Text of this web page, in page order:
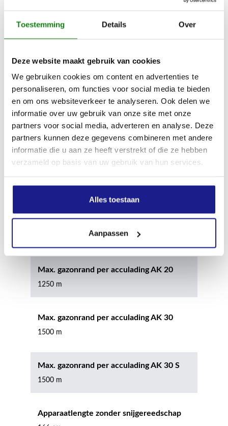
Toestemming Details Over
Deze website maakt gebruik van cookies
We gebruiken cookies om content en advertenties te
personaliseren, om functies voor social media te bieden
en om ons websiteverkeer te analyseren. Ook delen we
informatie over uw gebruik van onze site met onze
partners voor social media, adverteren en analyse. Deze
partners kunnen deze gegevens combineren met andere
informatie die u aan ze heeft verstrekt of die ze hebben
verzameld op basis van uw gebruik van hun services.
Alles toestaan
Aanpassen
Max. oppervlakte per acculading AK 10
Max. oppervlakte per acculading AK 20
250 m²
Max. oppervlakte per acculading AK 30
300 m²
Max. gazonrand per acculading AK 10
Max. gazonrand per acculading AK 20
1250 m
Max. gazonrand per acculading AK 30
1500 m
Max. gazonrand per acculading AK 30 S
1500 m
Apparaatlengte zonder snijgereedschap